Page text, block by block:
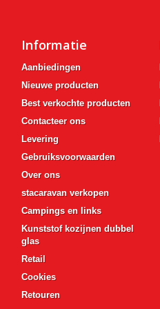
Informatie
Aanbiedingen
Nieuwe producten
Best verkochte producten
Contacteer ons
Levering
Gebruiksvoorwaarden
Over ons
stacaravan verkopen
Campings en links
Kunststof kozijnen dubbel
glas
Retail
Cookies
Retouren